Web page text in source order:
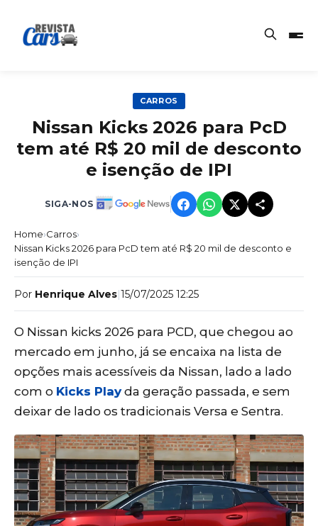
CARROS
Nissan Kicks 2026 para PcD
tem até R$ 20 mil de desconto
e isenção de IPI
SIGA-NOS
Home›Carros›
Nissan Kicks 2026 para PcD tem até R$ 20 mil de desconto e
isenção de IPI
Por Henrique Alves|15/07/2025 12:25
O Nissan kicks 2026 para PCD, que chegou ao
mercado em junho, já se encaixa na lista de
opções mais acessíveis da Nissan, lado a lado
com o Kicks Playda geração passada, e sem
deixar de lado os tradicionais Versa e Sentra.